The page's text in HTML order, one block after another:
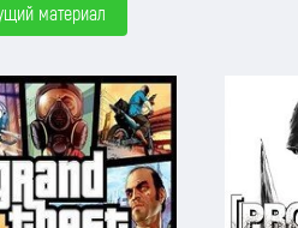
материал